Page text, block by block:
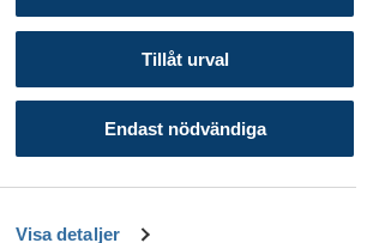
Visa detaljer
Tillåt urval
Endast nödvändiga
© 2024 Svenska Bankföreningen
Cookies